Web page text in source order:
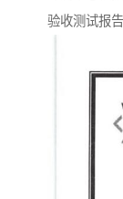
验收测试报告